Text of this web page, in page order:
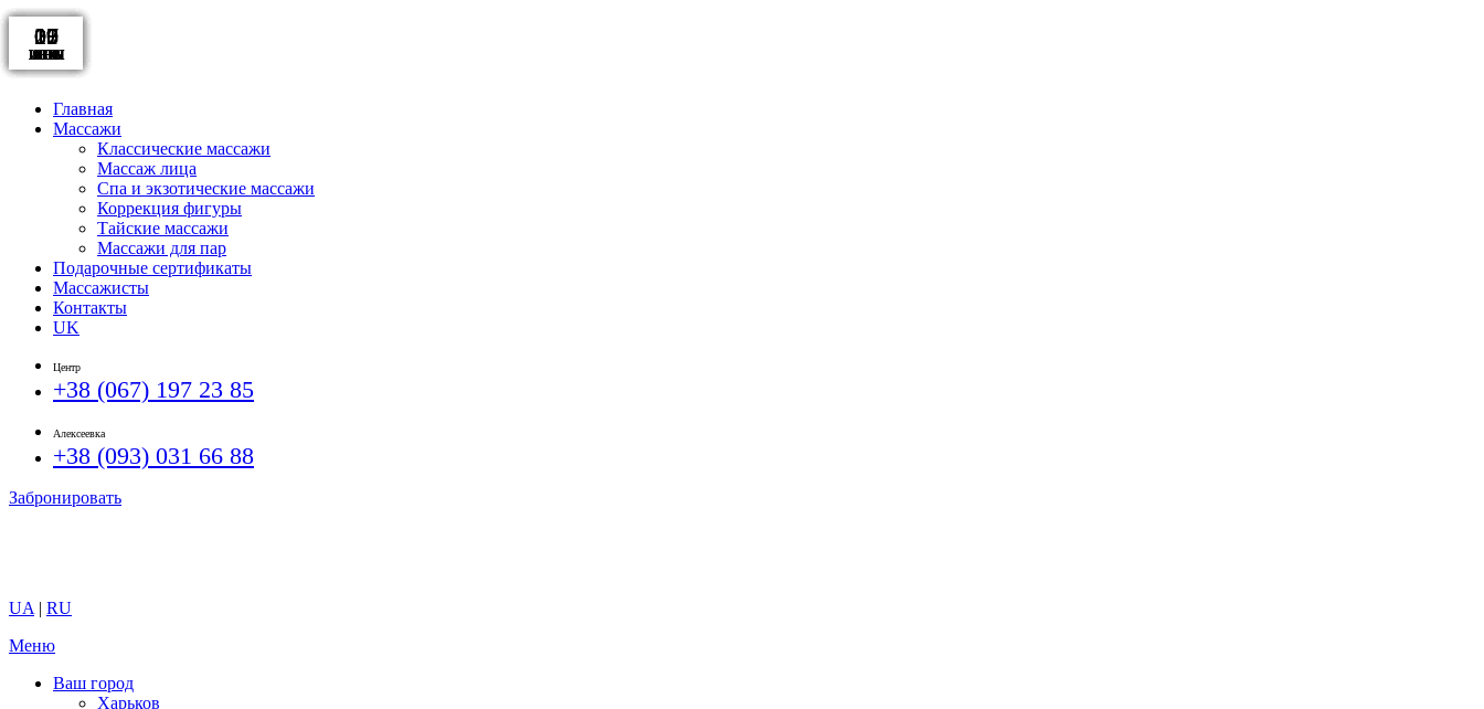
Главная
Массажи
Классические массажи
Массаж лица
Спа и экзотические массажи
Коррекция фигуры
Тайские массажи
Массажи для пар
Подарочные сертификаты
Массажисты
Контакты
UK
Центр
+38 (067) 197 23 85
Алексеевка
+38 (093) 031 66 88
Забронировать
UA | RU
Меню
Ваш город
Харьков
17
ИЮН
09
ИЮН
09
ИЮН
07
ИЮН
01
ИЮН
20
ЯНВ
16
ЯНВ
10
ЯНВ
10
ЯНВ
09
ЯНВ